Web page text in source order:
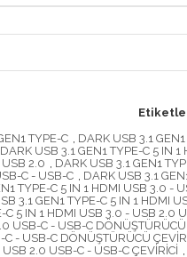
TYPE-C DARK USB 3.1
DARK USB 3.1 GEN1 TYPE-C 5 IN 1
USB 2.0 DARK USB 3.1 GEN1
C - USB-C DARK USB 3.1
TYPE-C 5 IN 1 HDMI USB 3.0 -
3.1 GEN1 TYPE-C 5 IN 1 HDMI
C 5 IN 1 HDMI USB 3.0 - USB 2.0
USB-C - USB-C DÖNÜŞTÜRÜCÜ
- USB-C DÖNÜŞTÜRÜCÜ
2.0 USB-C - USB-C ÇEVİRİCİ